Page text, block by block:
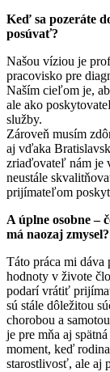
Keď sa pozeráte
posúvať?
Našou víziou je
pracovisko pre
Naším cieľom je,
ale ako
služby.
Zároveň musím
aj vďaka
zriaďovateľ nám je
neustále
prijímateľom
A úplne osobne –
má naozaj zmysel?
Táto práca mi dáva
hodnoty v živote
podarí vrátiť
sú stále dôležitou
chorobou a
je pre mňa aj
moment, keď
starostlivosť, ale aj